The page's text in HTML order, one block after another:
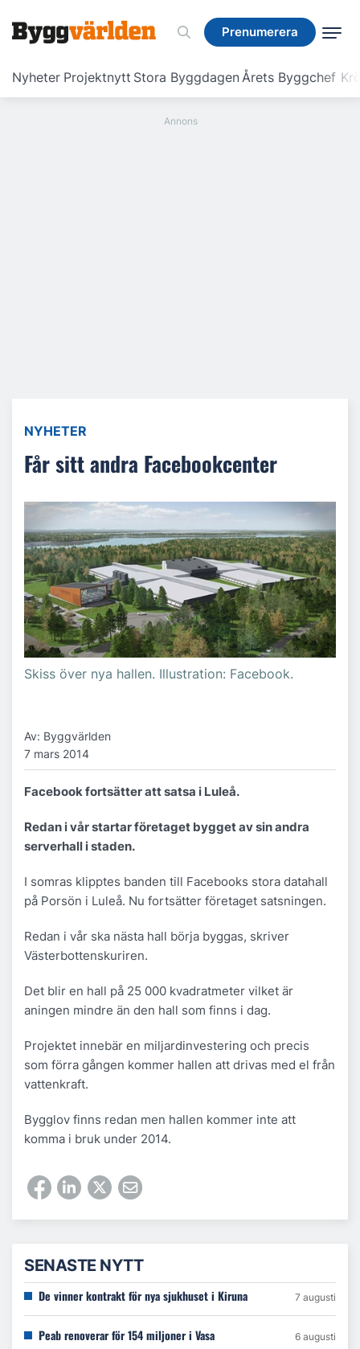
Prenumerera
Nyheter Projektnytt Stora ByggdagenÅrets Byggchef
Prenumerera
NYHETER
Får sitt andra Facebookcenter
Skiss över nya hallen. Illustration: Facebook.
Av: Byggvärlden
7 mars 2014
Facebook fortsätter att satsa i Luleå.
Redan i vår startar företaget bygget av sin andra
serverhall i staden.
I somras klipptes banden till Facebooks stora datahall
på Porsön i Luleå. Nu fortsätter företaget satsningen.
Redan i vår ska nästa hall börja byggas, skriver
Västerbottenskuriren.
Det blir en hall på 25 000 kvadratmeter vilket är
aningen mindre än den hall som finns i dag.
Projektet innebär en miljardinvestering och precis
som förra gången kommer hallen att drivas med el från
vattenkraft.
Bygglov finns redan men hallen kommer inte att
komma i bruk under 2014.
SENASTE NYTT
De vinner kontrakt för nya sjukhuset i Kiruna 7 augusti
Peab renoverar för 154 miljoner i Vasa 6 augusti